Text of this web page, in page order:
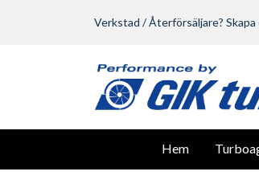
Verkstad / Återförsäljare?
Hem